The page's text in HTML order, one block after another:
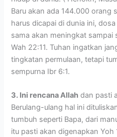
Baru akan ada 144.000 orang
harus dicapai di dunia ini,
sama akan meningkat sampai
Wah 22:11. Tuhan ingatkan
tingkatan permulaan, tetapi
sempurna Ibr 6:1.
3. Ini rencana Allah dan pasti
Berulang-ulang hal ini
tumbuh seperti Bapa, dari
itu pasti akan digenapkan Yoh